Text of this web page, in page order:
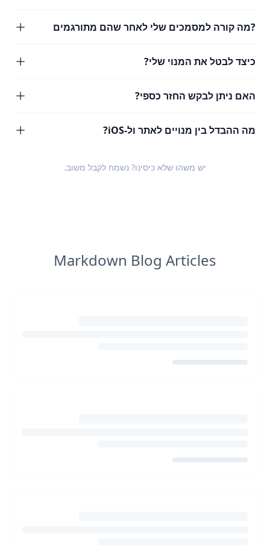
?מה קורה למסמכים שלי לאחר שהם מתורגמים
כיצד לבטל את המנוי שלי?
האם ניתן לבקש החזר כספי?
מה ההבדל בין מנויים לאתר ול-iOS?
יש משהו שלא כיסינו? נשמח לקבל משוב.
Markdown Blog Articles